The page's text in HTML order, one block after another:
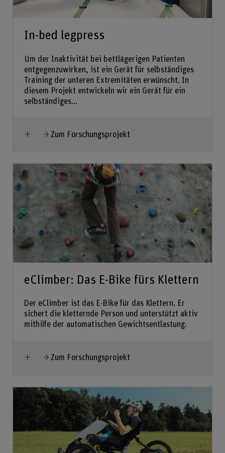
In-bed legpress
Um der Inaktivität bei bettlägerigen Patienten
entgegenzuwirken, ist ein Gerät für selbständiges
Training der unteren Extremitäten erwünscht. In
diesem Projekt entwickeln wir ein Gerät für ein
selbständiges...
Mehr anzeigen
Zum Forschungsprojekt
eClimber: Das E-Bike fürs Klettern
Der eClimber ist das E-Bike für das Klettern. Er
sichert die kletternde Person und unterstützt aktiv
mithilfe der automatischen Gewichtsentlastung.
Mehr anzeigen
Zum Forschungsprojekt